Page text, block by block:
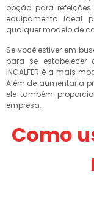
opção para
equipamento ideal
qualquer modelo de
Se você estiver em
para se
INCALFER é a mais
Além de aumentar a
ele também
empresa.
Como